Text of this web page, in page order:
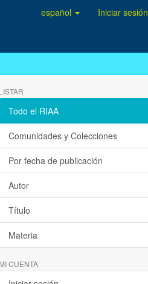
español Iniciar sesión
×
LISTAR
Todo el RIAA
Comunidades y Colecciones
Por fecha de publicación
Autor
Título
Materia
MI CUENTA